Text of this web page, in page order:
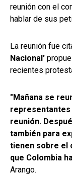
reunión con el
hablar de sus
La reunión fue
Nacional'
recientes
"Mañana se
representantes
reunión.
también para
tienen sobre el
que Colombia
Arango.